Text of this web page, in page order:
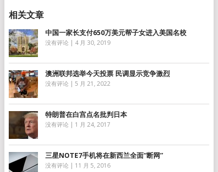
中国一家长支付650万美元帮子女进入美国名校
没有评论 | 4 月 30, 2019
澳洲联邦选举今天投票 民调显示竞争激烈
没有评论 | 5 月 21, 2022
特朗普在白宫点名批判日本
没有评论 | 1 月 24, 2017
三星NOTE7手机将在新西兰全面“断网”
没有评论 | 11 月 5, 2016